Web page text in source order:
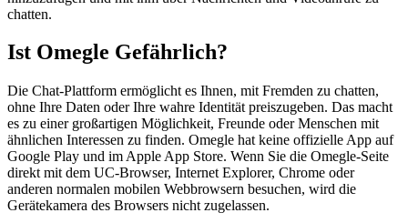
chatten.
Ist Omegle Gefährlich?
Die Chat-Plattform ermöglicht es Ihnen, mit Fremden zu chatten,
ohne Ihre Daten oder Ihre wahre Identität preiszugeben. Das macht
es zu einer großartigen Möglichkeit, Freunde oder Menschen mit
ähnlichen Interessen zu finden. Omegle hat keine offizielle App auf
Google Play und im Apple App Store. Wenn Sie die Omegle-Seite
direkt mit dem UC-Browser, Internet Explorer, Chrome oder
anderen normalen mobilen Webbrowsern besuchen, wird die
Gerätekamera des Browsers nicht zugelassen.